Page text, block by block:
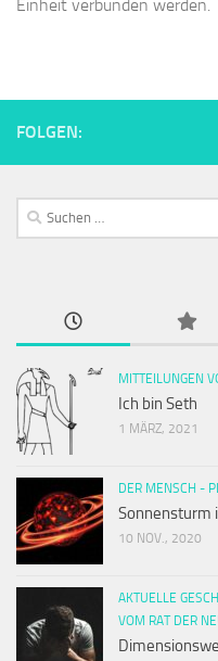
Einheit verbunden werden.
FOLGEN:
Suchen
nach:
MITTEILUNGEN
Ich bin Seth
1 MÄRZ, 2021
DER MENSCH -
Sonnensturm
10 NOV., 2020
AKTUELLE
VOM RAT DER